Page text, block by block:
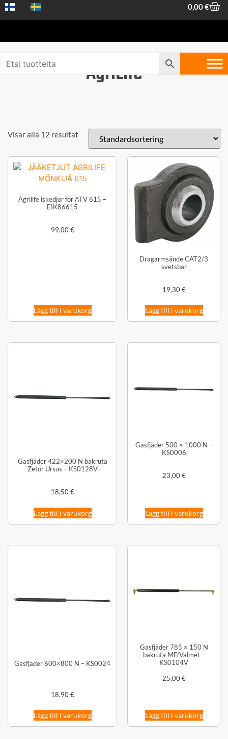
0,00€
AgriLife
Visar alla 12 resultat
Agrilife iskedjor för ATV 615 –
EIK86615
99,00€
Lägg till i varukorg
Dragarmsände CAT2/3
svetsbar
19,30€
Lägg till i varukorg
Gasfjäder 422×200 N bakruta
Zetor Ursus – KS0128V
18,50€
Lägg till i varukorg
Gasfjäder 500 × 1000 N –
KS0006
23,00€
Lägg till i varukorg
Gasfjäder 600×800 N – KS0024
18,90€
Lägg till i varukorg
Gasfjäder 785 × 150 N
bakruta MF/Valmet –
KS0104V
25,00€
Lägg till i varukorg